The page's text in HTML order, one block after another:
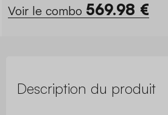
Voir le combo 569.98 €
Description du produit